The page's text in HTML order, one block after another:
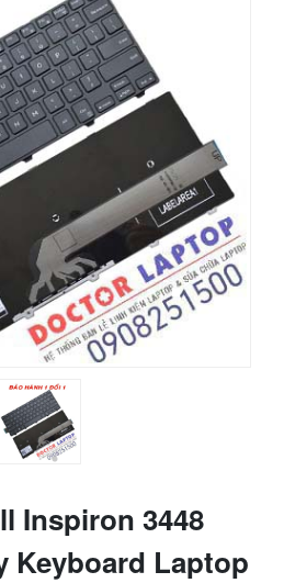
Inspiron 3448
Keyboard Laptop